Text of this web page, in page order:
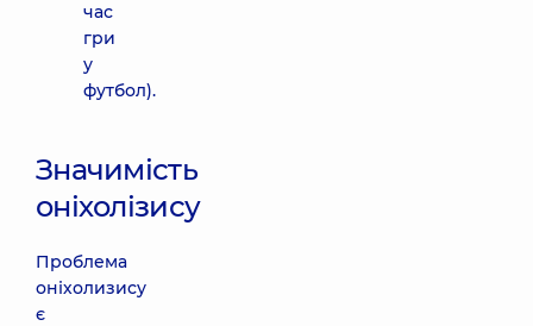
час
гри
у
футбол).
Значимість
оніхолізису
Проблема
оніхолизису
є